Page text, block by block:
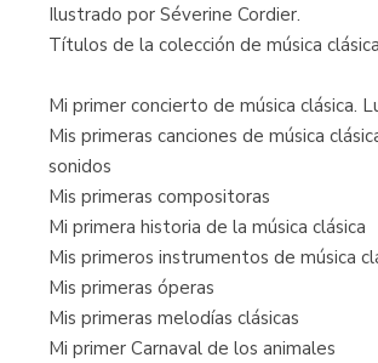
Ilustrado por Séverine Cordier.
Títulos de la colección de música
Mi primer concierto de música clásica.
Mis primeras canciones de música
sonidos
Mis primeras compositoras
Mi primera historia de la música clásica
Mis primeros instrumentos de música
Mis primeras óperas
Mis primeras melodías clásicas
Mi primer Carnaval de los animales